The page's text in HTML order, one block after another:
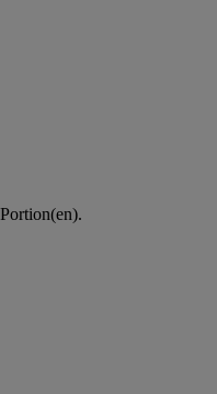
Portion(en).